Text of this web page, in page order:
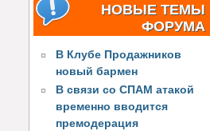
НОВЫЕ ТЕМЫ
ФОРУМА
В Клубе Продажников
новый бармен
В связи со СПАМ атакой
временно вводится
премодерация